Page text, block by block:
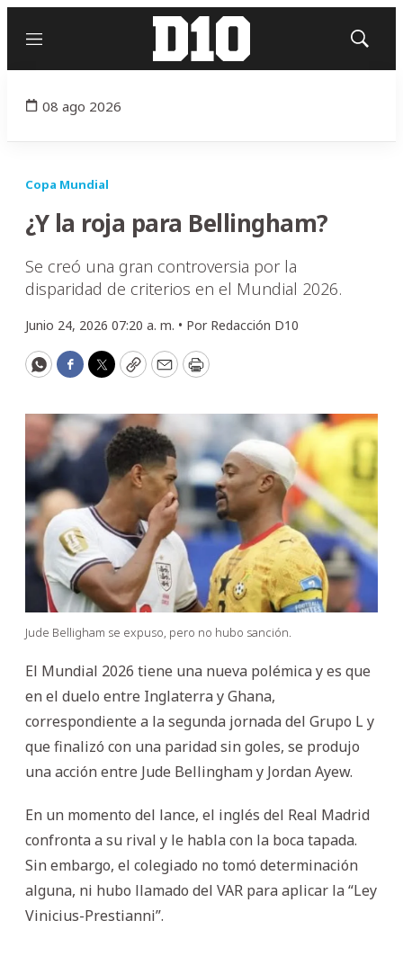
Menú
Mostrar
08 ago 2026
Copa Mundial
¿Y la roja para Bellingham?
Se creó una gran controversia por la
disparidad de criterios en el Mundial 2026.
Junio 24, 2026 07:20 a. m. • Por Redacción D10
WhatsApp
Facebook
Twitter
CopyEmailPrint
Jude Belligham se expuso, pero no hubo sanción.
El Mundial 2026 tiene una nueva polémica y es que
en el duelo entre Inglaterra y Ghana,
correspondiente a la segunda jornada del Grupo L y
que finalizó con una paridad sin goles, se produjo
una acción entre Jude Bellingham y Jordan Ayew.
En un momento del lance, el inglés del Real Madrid
confronta a su rival y le habla con la boca tapada.
Sin embargo, el colegiado no tomó determinación
alguna, ni hubo llamado del VAR para aplicar la “Ley
Vinicius-Prestianni”.